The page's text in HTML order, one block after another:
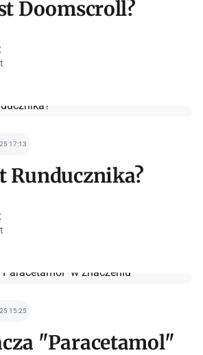
Doomscroll?
17:13
Runducznika?
15:25
"Paracetamol"